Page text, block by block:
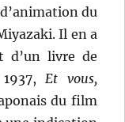
du
Il en a
d’un livre de
Et vous,
du film